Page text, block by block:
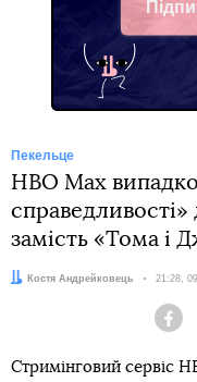
Пекельце
HBO Max
замість «Тома і
Автор:Костя Андрейковець Дата:
21:28,
Стримінговий сервіс